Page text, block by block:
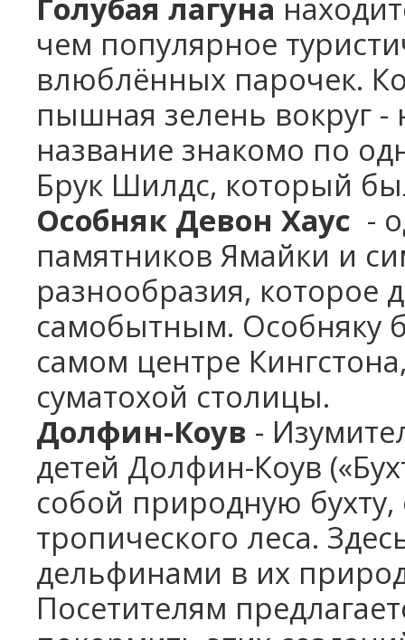
Голубая лагуна
чем популярное
влюблённых парочек.
пышная зелень вокруг -
название знакомо по
Брук Шилдс, который
Особняк Девон Хаус -
памятников Ямайки и
разнообразия, которое
самобытным. Особняку
самом центре
суматохой столицы.
Долфин-Коув -
детей Долфин-Коув
собой природную
тропического леса.
дельфинами в их
Посетителям